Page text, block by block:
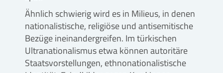
Ähnlich schwierig wird es in Milieus, in denen
nationalistische, religiöse und antisemitische
Bezüge ineinandergreifen. Im türkischen
Ultranationalismus etwa können autoritäre
Staatsvorstellungen, ethnonationalistische